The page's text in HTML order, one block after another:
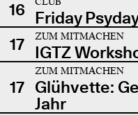
16 Friday
17
ZUM MITMACHEN
IGTZ
17
ZUM MITMACHEN
Glühvette:
Jahr